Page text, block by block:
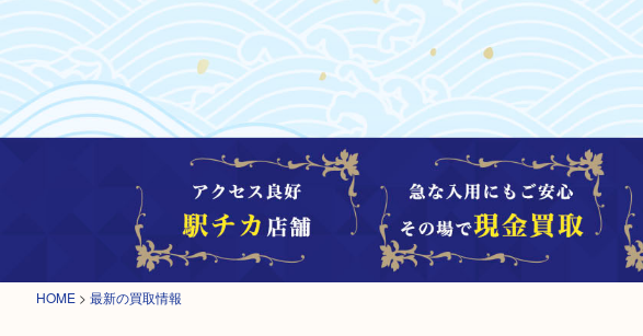
HOME > 最新の買取情報